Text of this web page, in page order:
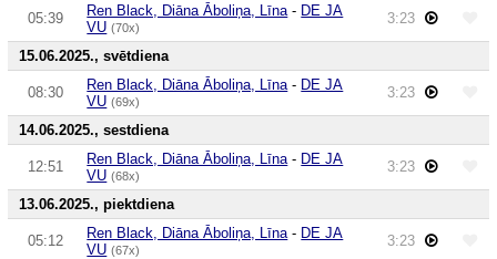
05:39 Ren Black, Diāna Āboliņa, Līna - DE JA
VU (70x)
3:23
15.06.2025., svētdiena
08:30 Ren Black, Diāna Āboliņa, Līna - DE JA
VU (69x)
3:23
14.06.2025., sestdiena
12:51 Ren Black, Diāna Āboliņa, Līna - DE JA
VU (68x)
3:23
13.06.2025., piektdiena
05:12 Ren Black, Diāna Āboliņa, Līna - DE JA
VU (67x)
3:23